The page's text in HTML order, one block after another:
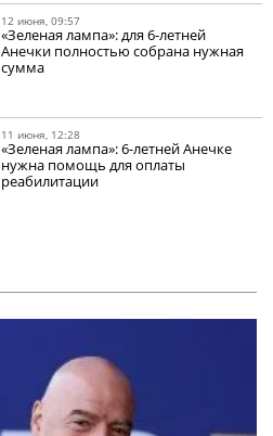
12 июня, 09:57
«Зеленая лампа»: для 6-летней
Анечки полностью собрана нужная
сумма
11 июня, 12:28
«Зеленая лампа»: 6-летней Анечке
нужна помощь для оплаты
реабилитации